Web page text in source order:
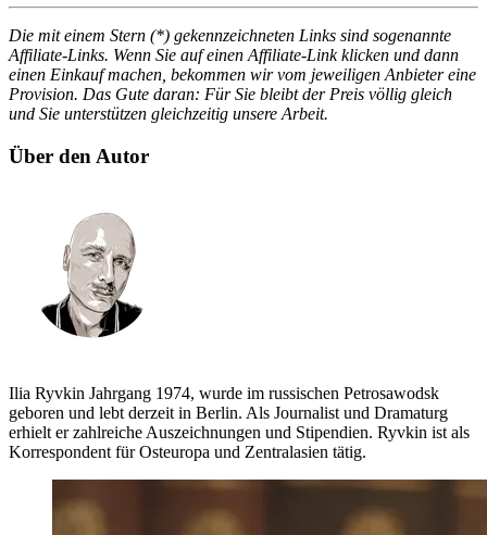
Die mit einem Stern (*) gekennzeichneten Links sind sogenannte
Affiliate-Links. Wenn Sie auf einen Affiliate-Link klicken und dann
einen Einkauf machen, bekommen wir vom jeweiligen Anbieter eine
Provision. Das Gute daran: Für Sie bleibt der Preis völlig gleich
und Sie unterstützen gleichzeitig unsere Arbeit.
Über den Autor
Ilia Ryvkin Jahrgang 1974, wurde im russischen Petrosawodsk
geboren und lebt derzeit in Berlin. Als Journalist und Dramaturg
erhielt er zahlreiche Auszeichnungen und Stipendien. Ryvkin ist als
Korrespondent für Osteuropa und Zentralasien tätig.